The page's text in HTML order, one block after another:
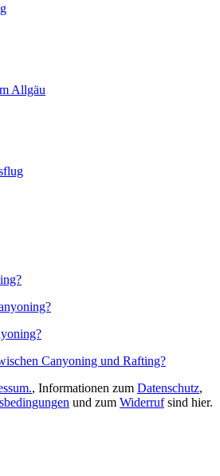
Allgäu
Canyoning und Rafting?
, Informationen zum Datenschutz,
und zum Widerrufsind hier.